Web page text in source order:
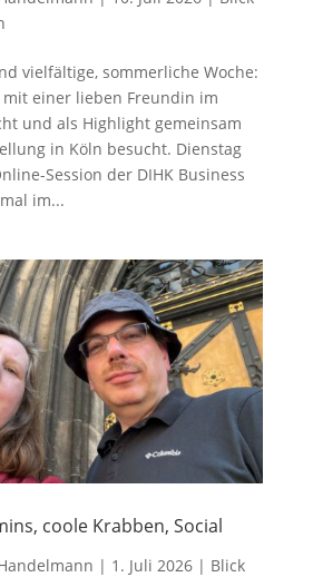
vielfältige, sommerliche Woche:
mit einer lieben Freundin im
und als Highlight gemeinsam
in Köln besucht. Dienstag
Session der DIHK Business
im...
coole Krabben, Social
| 1. Juli 2026| Blick